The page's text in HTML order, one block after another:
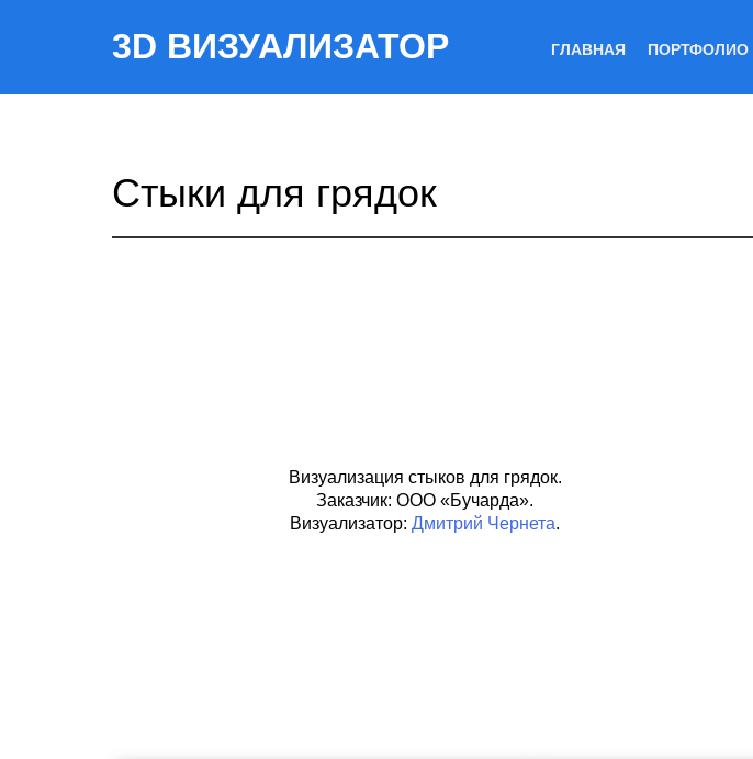
3D ВИЗУАЛИЗАТОР ГЛАВНАЯ ПОРТФОЛИО
Стыки для грядок
Визуализация стыков для грядок.
Заказчик: ООО «Бучарда».
Визуализатор: Дмитрий Чернета.